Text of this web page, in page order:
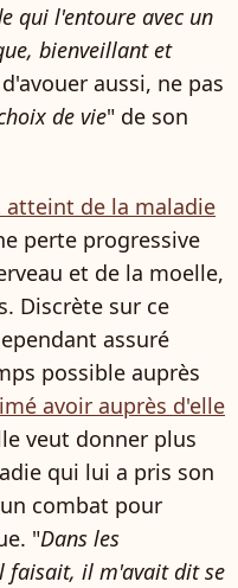
qui l'entoure avec un
bienveillant et
aussi, ne pas
de vie" de son
atteint de la maladie
perte progressive
et de la moelle,
Discrète sur ce
assuré
possible auprès
avoir auprès d'elle
veut donner plus
qui lui a pris son
combat pour
"Dans les
faisait, il m'avait dit se